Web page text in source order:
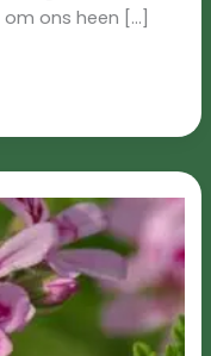
ons heen […]